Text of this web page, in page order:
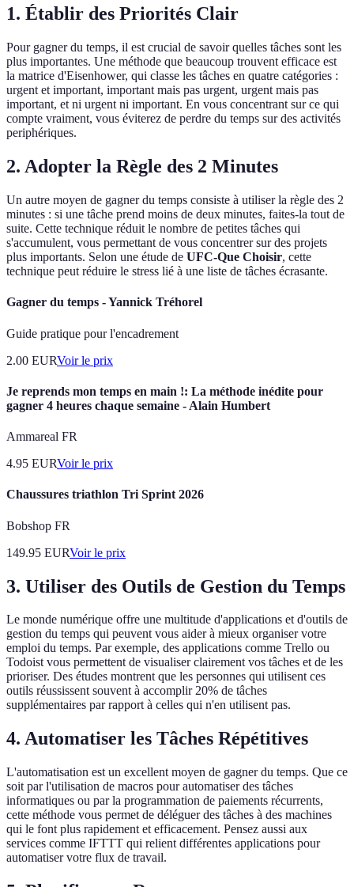
1. Établir des Priorités Clair
Pour gagner du temps, il est crucial de savoir quelles tâches sont les
plus importantes. Une méthode que beaucoup trouvent efficace est
la matrice d'Eisenhower, qui classe les tâches en quatre catégories :
urgent et important, important mais pas urgent, urgent mais pas
important, et ni urgent ni important. En vous concentrant sur ce qui
compte vraiment, vous éviterez de perdre du temps sur des activités
periphériques.
2. Adopter la Règle des 2 Minutes
Un autre moyen de gagner du temps consiste à utiliser la règle des 2
minutes : si une tâche prend moins de deux minutes, faites-la tout de
suite. Cette technique réduit le nombre de petites tâches qui
s'accumulent, vous permettant de vous concentrer sur des projets
plus importants. Selon une étude de UFC-Que Choisir, cette
technique peut réduire le stress lié à une liste de tâches écrasante.
Gagner du temps - Yannick Tréhorel
Guide pratique pour l'encadrement
2.00 EURVoir le prix
Je reprends mon temps en main !: La méthode inédite pour
gagner 4 heures chaque semaine - Alain Humbert
Ammareal FR
4.95 EURVoir le prix
Chaussures triathlon Tri Sprint 2026
Bobshop FR
149.95 EURVoir le prix
3. Utiliser des Outils de Gestion du Temps
Le monde numérique offre une multitude d'applications et d'outils de
gestion du temps qui peuvent vous aider à mieux organiser votre
emploi du temps. Par exemple, des applications comme Trello ou
Todoist vous permettent de visualiser clairement vos tâches et de les
prioriser. Des études montrent que les personnes qui utilisent ces
outils réussissent souvent à accomplir 20% de tâches
supplémentaires par rapport à celles qui n'en utilisent pas.
4. Automatiser les Tâches Répétitives
L'automatisation est un excellent moyen de gagner du temps. Que ce
soit par l'utilisation de macros pour automatiser des tâches
informatiques ou par la programmation de paiements récurrents,
cette méthode vous permet de déléguer des tâches à des machines
qui le font plus rapidement et efficacement. Pensez aussi aux
services comme IFTTT qui relient différentes applications pour
automatiser votre flux de travail.